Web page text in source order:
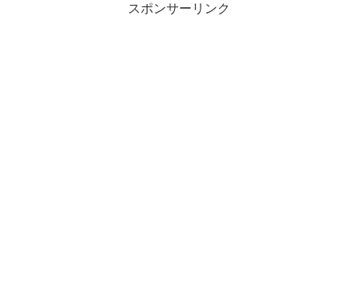
スポンサーリンク